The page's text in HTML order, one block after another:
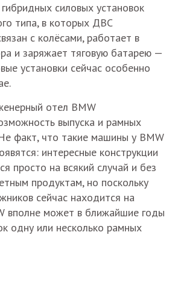
силовых установок
типа, в которых ДВС
с колёсами, работает в
и заряжает тяговую батарею —
установки сейчас особенно
отел BMW
выпуска и рамных
факт, что такие машины у BMW
интересные конструкции
просто на всякий случай и без
продуктам, но поскольку
сейчас находится на
вполне может в ближайшие годы
одну или несколько рамных